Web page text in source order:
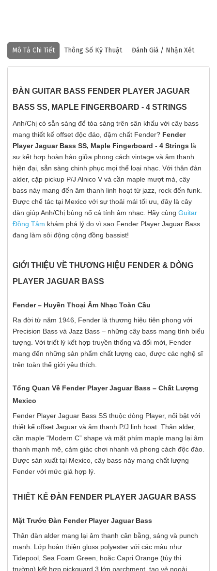
Mô Tả Chi Tiết Thông Số Kỹ Thuật Đánh Giá / Nhận Xét
ĐÀN GUITAR BASS FENDER PLAYER JAGUAR
BASS SS, MAPLE FINGERBOARD - 4 STRINGS
Anh/Chị có sẵn sàng để tỏa sáng trên sân khấu với cây bass
mang thiết kế offset độc đáo, đậm chất Fender? Fender
Player Jaguar Bass SS, Maple Fingerboard - 4 Strings là
sự kết hợp hoàn hảo giữa phong cách vintage và âm thanh
hiện đại, sẵn sàng chinh phục mọi thể loại nhạc. Với thân đàn
alder, cặp pickup P/J Alnico V và cần maple mượt mà, cây
bass này mang đến âm thanh linh hoạt từ jazz, rock đến funk.
Được chế tác tại Mexico với sự thoải mái tối ưu, đây là cây
đàn giúp Anh/Chị bùng nổ cá tính âm nhạc. Hãy cùng Guitar
Đồng Tâm khám phá lý do vì sao Fender Player Jaguar Bass
đang làm sôi động cộng đồng bassist!
GIỚI THIỆU VỀ THƯƠNG HIỆU FENDER & DÒNG
PLAYER JAGUAR BASS
Fender – Huyền Thoại Âm Nhạc Toàn Cầu
Ra đời từ năm 1946, Fender là thương hiệu tiên phong với
Precision Bass và Jazz Bass – những cây bass mang tính biểu
tượng. Với triết lý kết hợp truyền thống và đổi mới, Fender
mang đến những sản phẩm chất lượng cao, được các nghệ sĩ
trên toàn thế giới yêu thích.
Tổng Quan Về Fender Player Jaguar Bass – Chất Lượng
Mexico
Fender Player Jaguar Bass SS thuộc dòng Player, nổi bật với
thiết kế offset Jaguar và âm thanh P/J linh hoạt. Thân alder,
cần maple “Modern C” shape và mặt phím maple mang lại âm
thanh mạnh mẽ, cảm giác chơi nhanh và phong cách độc đáo.
Được sản xuất tại Mexico, cây bass này mang chất lượng
Fender với mức giá hợp lý.
THIẾT KẾ ĐÀN FENDER PLAYER JAGUAR BASS
Mặt Trước Đàn Fender Player Jaguar Bass
Thân đàn alder mang lại âm thanh cân bằng, sáng và punch
mạnh. Lớp hoàn thiện gloss polyester với các màu như
Tidepool, Sea Foam Green, hoặc Capri Orange (tùy thị
trường) kết hợp pickguard 3 lớp parchment, tạo vẻ ngoài